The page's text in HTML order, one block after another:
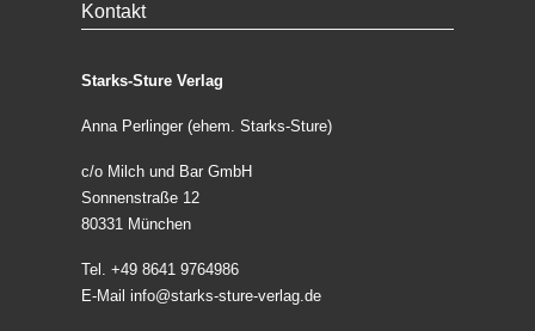
Kontakt
Starks-Sture Verlag
Anna Perlinger (ehem. Starks-Sture)
c/o Milch und Bar GmbH
Sonnenstraße 12
80331 München
Tel. +49 8641 9764986
E-Mail info@starks-sture-verlag.de